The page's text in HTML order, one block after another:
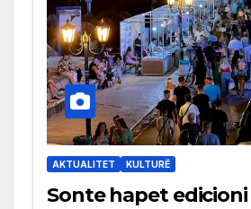
AKTUALITET KULTURË
Sonte hapet edicioni